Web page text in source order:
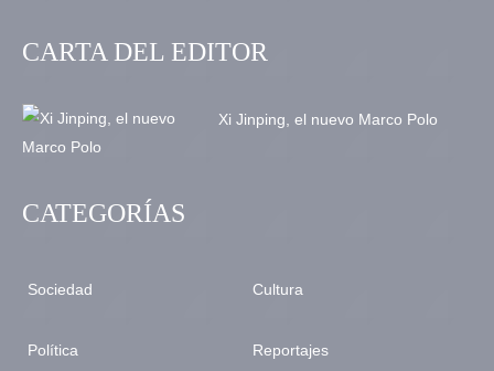
CARTA DEL EDITOR
Xi Jinping, el nuevo Marco Polo
CATEGORÍAS
Sociedad
Política
Cultura
Reportajes